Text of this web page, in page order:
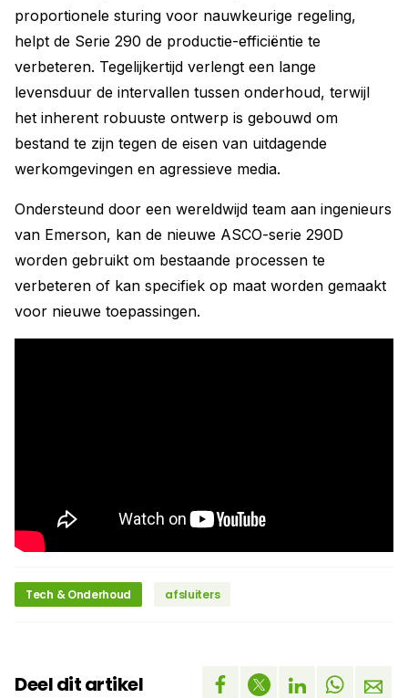
proportionele sturing voor nauwkeurige regeling,
helpt de Serie 290 de productie-efficiëntie te
verbeteren. Tegelijkertijd verlengt een lange
levensduur de intervallen tussen onderhoud, terwijl
het inherent robuuste ontwerp is gebouwd om
bestand te zijn tegen de eisen van uitdagende
werkomgevingen en agressieve media.
Ondersteund door een wereldwijd team aan ingenieurs
van Emerson, kan de nieuwe ASCO-serie 290D
worden gebruikt om bestaande processen te
verbeteren of kan specifiek op maat worden gemaakt
voor nieuwe toepassingen.
Tech & Onderhoud afsluiters
Deel dit artikel